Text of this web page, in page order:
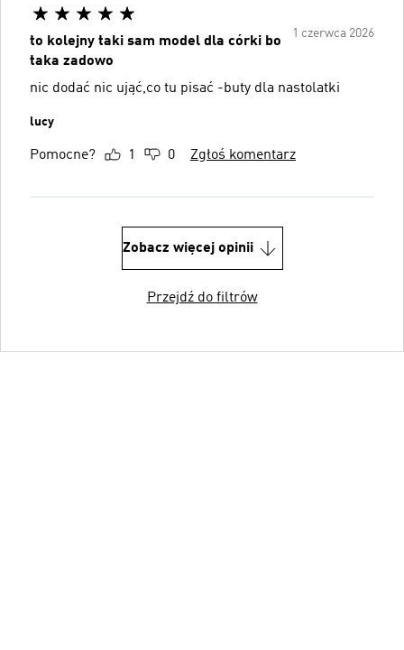
1 czerwca 2026
to kolejny taki sam model dla córki bo
taka zadowo
nic dodać nic ująć,co tu pisać -buty dla nastolatki
lucy
Pomocne? 1 0 Zgłoś komentarz
Zobacz więcej opinii
Przejdź do filtrów